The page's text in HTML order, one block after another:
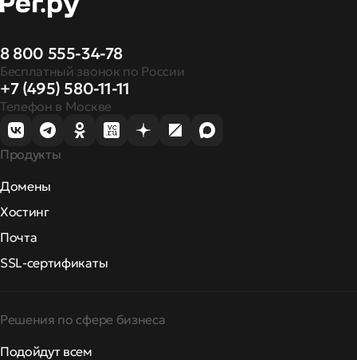
8 800 555-34-78
Бесплатный звонок по России
+7 (495) 580-11-11
Телефон в Москве
Продукты
Домены
Хостинг
Почта
SSL-сертификаты
Решения по сфере бизнеса
Подойдут всем